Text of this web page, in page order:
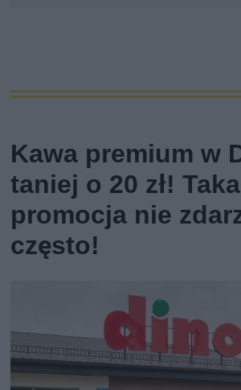
Kawa premium w
taniej o 20 zł! Taka
promocja nie
często!